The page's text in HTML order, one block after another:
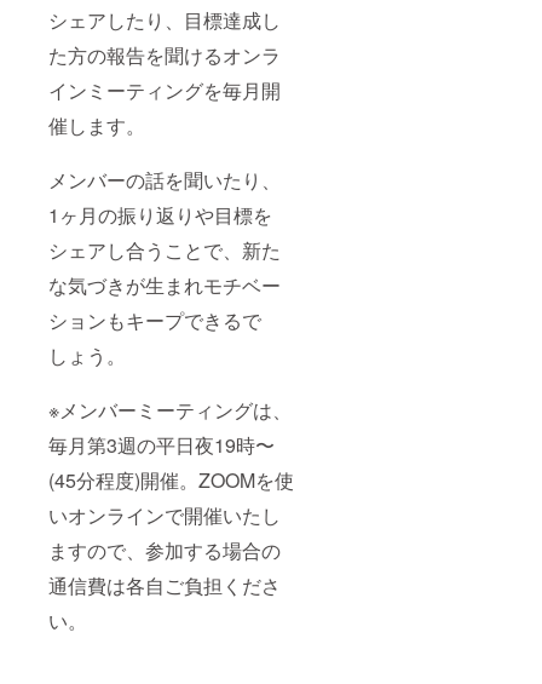
シェアしたり、目標達成し
た方の報告を聞けるオンラ
インミーティングを毎月開
催します。
メンバーの話を聞いたり、
1ヶ月の振り返りや目標を
シェアし合うことで、新た
な気づきが生まれモチベー
ションもキープできるで
しょう。
※メンバーミーティングは、
毎月第3週の平日夜19時〜
(45分程度)開催。ZOOMを使
いオンラインで開催いたし
ますので、参加する場合の
通信費は各自ご負担くださ
い。